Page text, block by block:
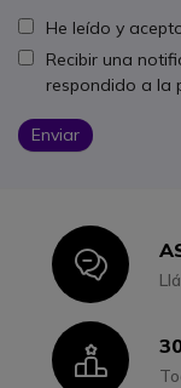
He leído y
Recibir una
respondido a la
Enviar
Icon
Icon